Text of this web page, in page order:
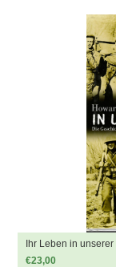
Ihr Leben in unserer
€23,00